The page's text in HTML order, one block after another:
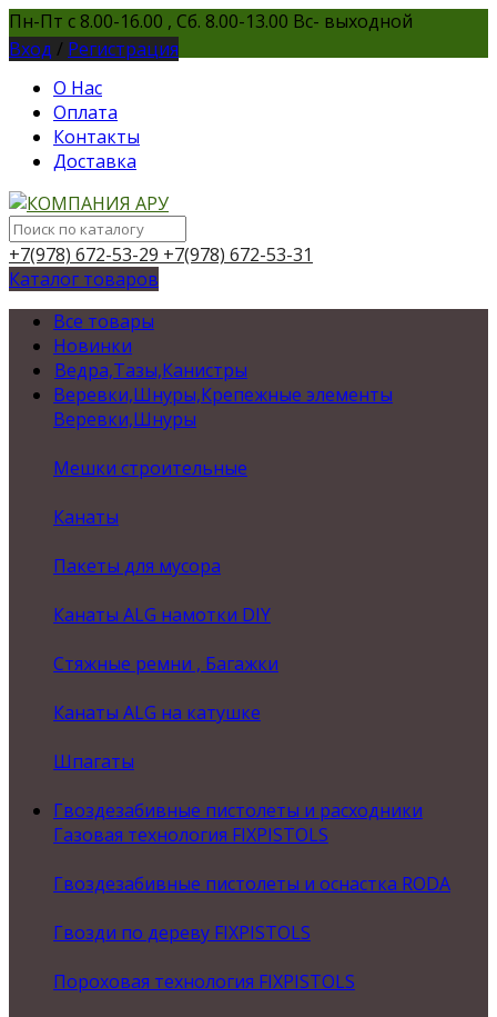
Пн-Пт с 8.00-16.00 , Сб. 8.00-13.00 Вс- выходной
Вход / Регистрация
О Нас
Оплата
Контакты
Доставка
+7(978) 672-53-29 +7(978) 672-53-31
Каталог товаров
Все товары
Новинки
Ведра,Тазы,Канистры
Веревки,Шнуры,Крепежные элементы
Веревки,Шнуры
Мешки строительные
Канаты
Пакеты для мусора
Канаты ALG намотки DIY
Стяжные ремни , Багажки
Канаты ALG на катушке
Шпагаты
Гвоздезабивные пистолеты и расходники
Газовая технология FIXPISTOLS
Гвоздезабивные пистолеты и оснастка RODA
Гвозди по дереву FIXPISTOLS
Пороховая технология FIXPISTOLS